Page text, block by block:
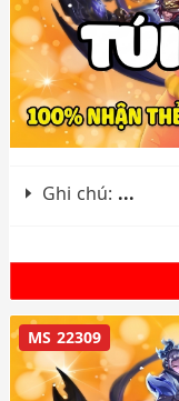
Ghi chú: ...
MS 22309